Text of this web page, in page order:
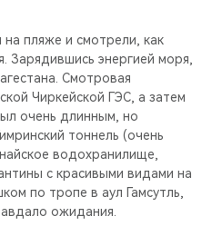
пляже и смотрели, как
Зарядившись энергией моря,
Смотровая
Чиркейской ГЭС, а затем
очень длинным, но
тоннель (очень
водохранилище,
с красивыми видами на
по тропе в аул Гамсутль,
ожидания.